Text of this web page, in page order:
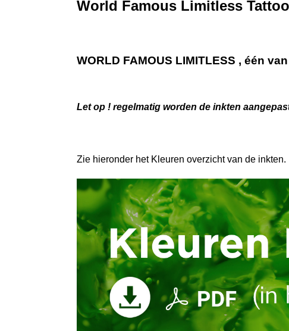
World Famous Limitless
WORLD FAMOUS LIMITLESS , één
Let op ! regelmatig worden de inkten
Zie hieronder het Kleuren overzicht van de inkten.